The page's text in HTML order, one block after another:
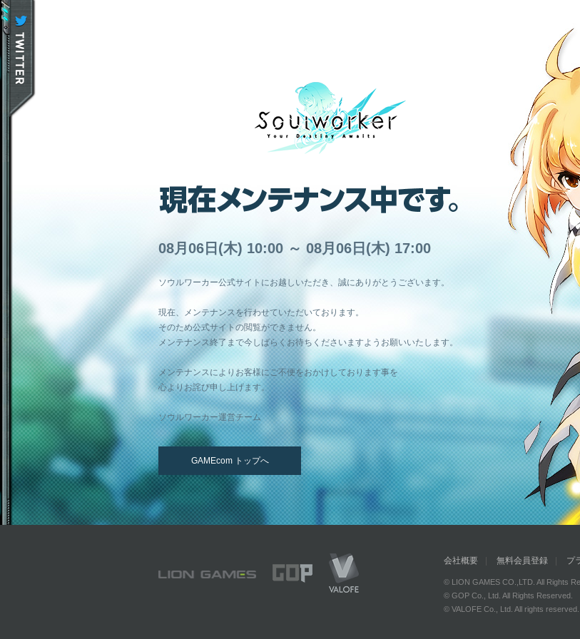
08月06日(木) 10:00 ～ 08月06日(木) 17:00
ソウルワーカー公式サイトにお越しいただき、誠にありがとうございます。
現在、メンテナンスを行わせていただいております。
そのため公式サイトの閲覧ができません。
メンテナンス終了まで今しばらくお待ちくださいますようお願いいたします。
メンテナンスによりお客様にご不便をおかけしております事を
心よりお詫び申し上げます。
ソウルワーカー運営チーム
GAMEcom トップへ
会社概要 無料会員登録 プ
© LION GAMES CO.,LTD. All Rights
© GOP Co., Ltd. All Rights Reserved.
© VALOFE Co., Ltd. All rights reserved.